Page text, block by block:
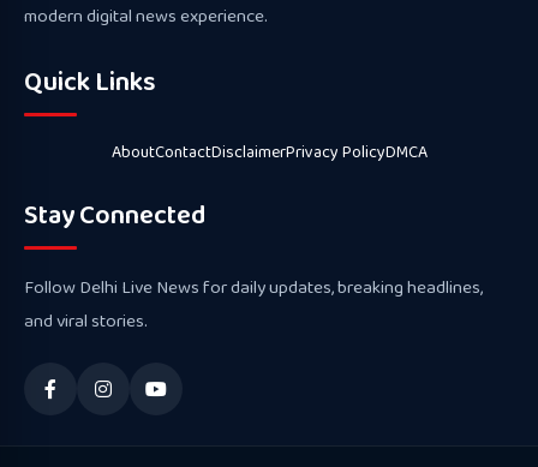
modern digital news experience.
Quick Links
AboutContactDisclaimerPrivacy PolicyDMCA
Stay Connected
Follow Delhi Live News for daily updates, breaking headlines,
and viral stories.